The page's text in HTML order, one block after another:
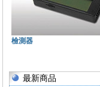
檢測器
最新商品